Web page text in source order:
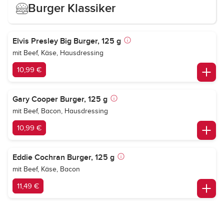
Burger Klassiker
Elvis Presley Big Burger, 125 g
mit Beef, Käse, Hausdressing
10,99 €
Gary Cooper Burger, 125 g
mit Beef, Bacon, Hausdressing
10,99 €
Eddie Cochran Burger, 125 g
mit Beef, Käse, Bacon
11,49 €